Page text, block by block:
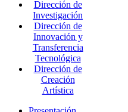
Dirección de
Investigación
Dirección de
Innovación y
Transferencia
Tecnológica
Dirección de
Creación
Artística